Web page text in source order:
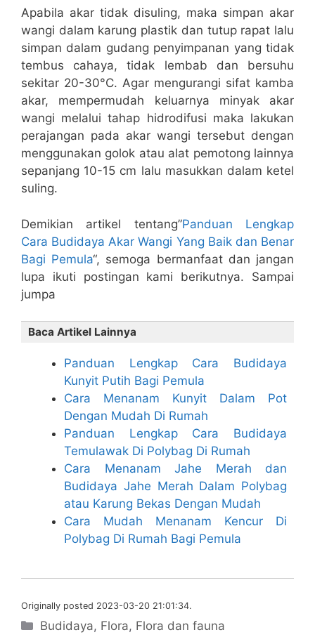
Apabila akar tidak disuling, maka simpan akar
wangi dalam karung plastik dan tutup rapat lalu
simpan dalam gudang penyimpanan yang tidak
tembus cahaya, tidak lembab dan bersuhu
sekitar 20-30°C. Agar mengurangi sifat kamba
akar, mempermudah keluarnya minyak akar
wangi melalui tahap hidrodifusi maka lakukan
perajangan pada akar wangi tersebut dengan
menggunakan golok atau alat pemotong lainnya
sepanjang 10-15 cm lalu masukkan dalam ketel
suling.
Demikian artikel tentang”Panduan Lengkap
Cara Budidaya Akar Wangi Yang Baik dan Benar
Bagi Pemula“, semoga bermanfaat dan jangan
lupa ikuti postingan kami berikutnya. Sampai
jumpa
Baca Artikel Lainnya
Panduan Lengkap Cara Budidaya
Kunyit Putih Bagi Pemula
Cara Menanam Kunyit Dalam Pot
Dengan Mudah Di Rumah
Panduan Lengkap Cara Budidaya
Temulawak Di Polybag Di Rumah
Cara Menanam Jahe Merah dan
Budidaya Jahe Merah Dalam Polybag
atau Karung Bekas Dengan Mudah
Cara Mudah Menanam Kencur Di
Polybag Di Rumah Bagi Pemula
Originally posted 2023-03-20 21:01:34.
Categories
Budidaya, Flora, Flora dan fauna